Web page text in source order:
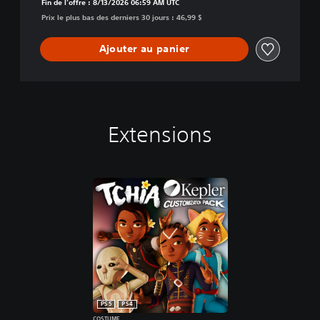
Fin de l’offre : 8/13/2026 06:59 AM UTC
Prix le plus bas des derniers 30 jours : 46,99 $
Ajouter au panier
Extensions
PS5
PS4